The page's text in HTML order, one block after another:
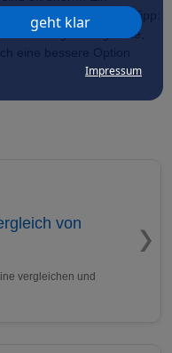
geht klar
Impressum
sparen. CHECK24 Tipp:
Sie sich gute Angebote,
eine bessere Option
von
vergleichen und